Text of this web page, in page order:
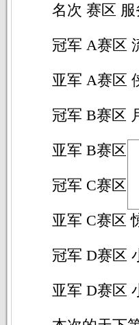
名次 赛区 服
冠军 A赛区
亚军 A赛区
冠军 B赛区 月
亚军 B赛区 花
冠军 C赛区 群
亚军 C赛区
冠军 D赛区
亚军 D赛区